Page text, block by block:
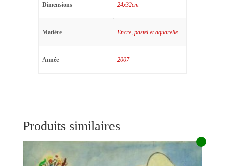
Dimensions 24x32cm
Matière Encre, pastel et aquarelle
Année 2007
Produits similaires